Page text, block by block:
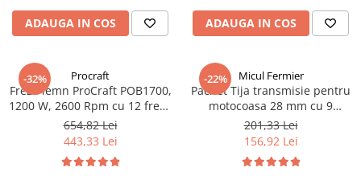
ADAUGA IN COS ADAUGA IN COS
-32% Procraft
Freza lemn ProCraft POB1700,
1200 W, 2600 Rpm cu 12 freze
pentru lemn incluse in pachet
654,82 Lei
443,33 Lei
-22% Micul Fermier
Pachet Tija transmisie pentru
motocoasa 28 mm cu 9
caneluri+Angrenaj unghiular,
9 caneluri cu 28 mm+Cap
superior
201,33 Lei
156,92 Lei